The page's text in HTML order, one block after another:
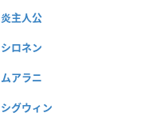
炎主人公
シロネン
ムアラニ
シグウィン